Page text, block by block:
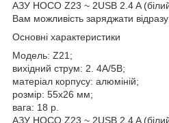
АЗУ HOCO Z23 ~ 2USB 2.4 A
Вам можливість заряджати
Основні характеристики
Модель: Z21;
вихідний струм: 2. 4А/5В;
матеріал корпусу: алюміній;
розмір: 55х26 мм;
вага: 18 р.
АЗУ HOCO Z23 ~ 2USB 2.4 A